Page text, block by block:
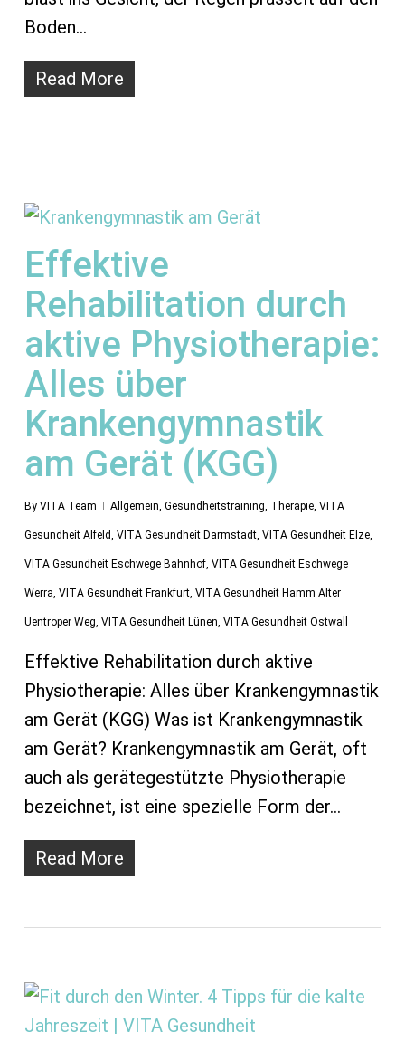
Boden…
Read More
Effektive
Rehabilitation durch
aktive Physiotherapie:
Alles über
Krankengymnastik
am Gerät (KGG)
By VITA Team Allgemein, Gesundheitstraining, Therapie, VITA
Gesundheit Alfeld, VITA Gesundheit Darmstadt, VITA Gesundheit Elze,
VITA Gesundheit Eschwege Bahnhof, VITA Gesundheit Eschwege
Werra, VITA Gesundheit Frankfurt, VITA Gesundheit Hamm Alter
Uentroper Weg, VITA Gesundheit Lünen, VITA Gesundheit Ostwall
Effektive Rehabilitation durch aktive
Physiotherapie: Alles über Krankengymnastik
am Gerät (KGG) Was ist Krankengymnastik
am Gerät? Krankengymnastik am Gerät, oft
auch als gerätegestützte Physiotherapie
bezeichnet, ist eine spezielle Form der…
Read More